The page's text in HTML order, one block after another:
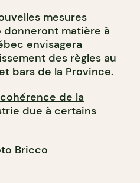
mesures
donneront matière à
envisagera
des règles au
bars de la Province.
de la
due à certains
Bricco